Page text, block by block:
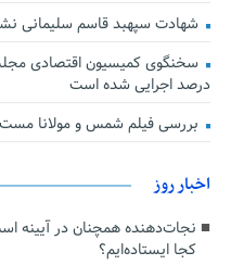
شهادت سپهبد قاسم سلیمانی
درصد اجرایی شده است
بررسی فیلم شمس و مولانا
اخبار روز
کجا ایستاده‌ایم؟